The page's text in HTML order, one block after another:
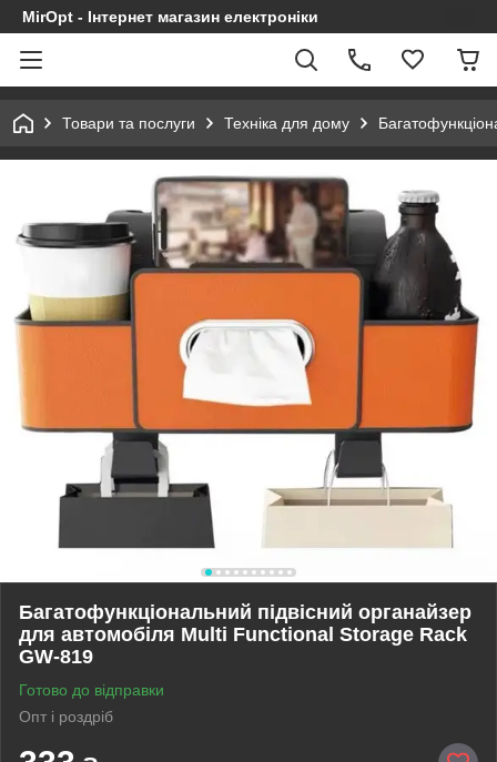
MirOpt - Інтернет магазин електроніки
Товари та послуги Техніка для дому
Багатофункціональний підвісний органайзер
для автомобіля Multi Functional Storage Rack
GW-819
Готово до відправки
Опт і роздріб